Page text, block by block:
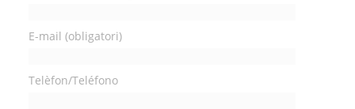
E-mail (obligatori)
Telèfon/Teléfono